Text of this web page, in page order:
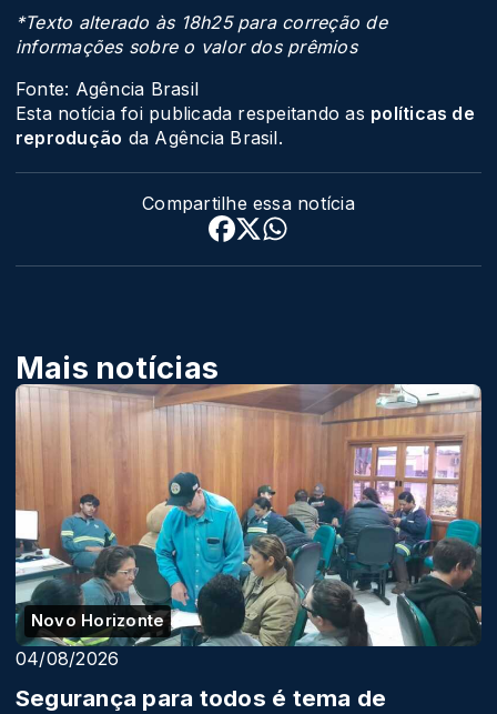
*Texto alterado às 18h25 para correção de
informações sobre o valor dos prêmios
Fonte: Agência Brasil
Esta notícia foi publicada respeitando as políticas de
reprodução da Agência Brasil.
Compartilhe essa notícia
Mais notícias
Novo Horizonte
04/08/2026
Segurança para todos é tema de